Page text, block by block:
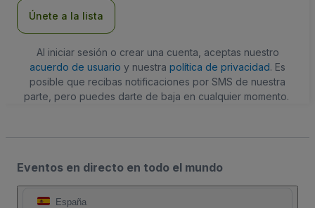
Únete a la lista
Al iniciar sesión o crear una cuenta, aceptas nuestro
acuerdo de usuario y nuestra política de privacidad. Es
posible que recibas notificaciones por SMS de nuestra
parte, pero puedes darte de baja en cualquier momento.
Eventos en directo en todo el mundo
España